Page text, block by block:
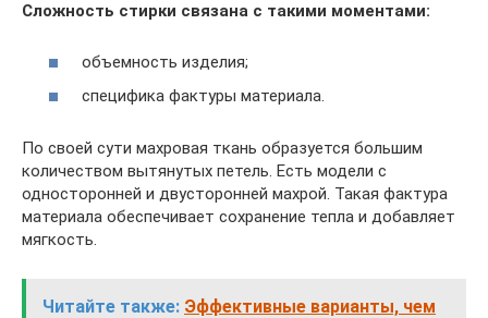
Сложность стирки связана с такими моментами:
объемность изделия;
специфика фактуры материала.
По своей сути махровая ткань образуется большим
количеством вытянутых петель. Есть модели с
односторонней и двусторонней махрой. Такая фактура
материала обеспечивает сохранение тепла и добавляет
мягкость.
Читайте также: Эффективные варианты, чем